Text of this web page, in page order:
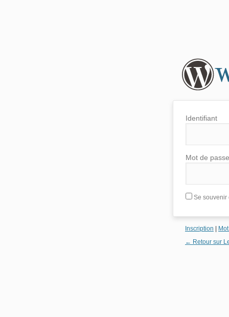
Identifiant
Mot de passe
Se souvenir
Inscription
← Retour sur